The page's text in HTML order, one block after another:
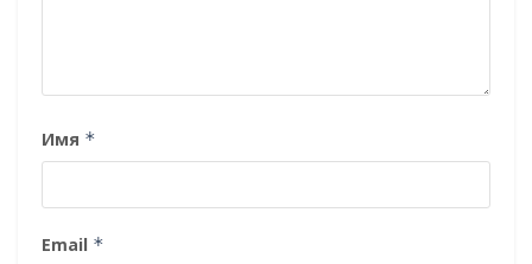
Имя *
Email *